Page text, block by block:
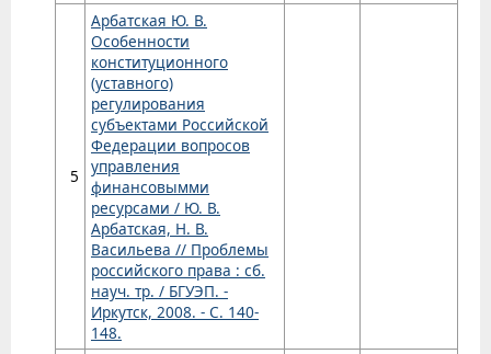
5
Арбатская Ю. В.
Особенности
конституционного
(уставного)
регулирования
субъектами Российской
Федерации вопросов
управления
финансовымми
ресурсами / Ю. В.
Арбатская, Н. В.
Васильева // Проблемы
российского права : сб.
науч. тр. / БГУЭП. -
Иркутск, 2008. - С. 140-
148.